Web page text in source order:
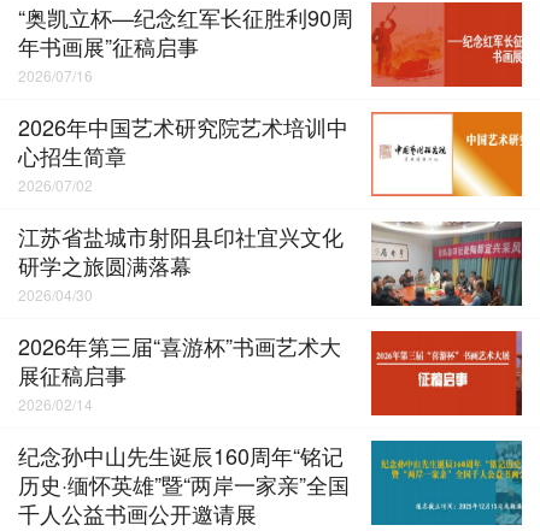
“奥凯立杯—纪念红军长征胜利90周
年书画展”征稿启事
2026/07/16
2026年中国艺术研究院艺术培训中
心招生简章
2026/07/02
江苏省盐城市射阳县印社宜兴文化
研学之旅圆满落幕
2026/04/30
2026年第三届“喜游杯”书画艺术大
展征稿启事
2026/02/14
纪念孙中山先生诞辰160周年“铭记
历史·缅怀英雄”暨“两岸一家亲”全国
千人公益书画公开邀请展